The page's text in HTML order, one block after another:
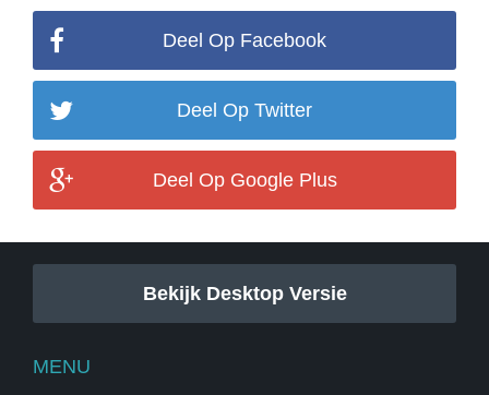
Deel Op Facebook
Deel Op Twitter
Deel Op Google Plus
Bekijk Desktop Versie
MENU